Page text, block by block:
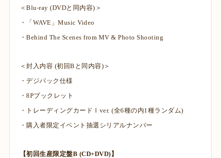
＜Blu-ray (DVDと同内容)＞
・「WAVE」Music Video
・Behind The Scenes from MV & Photo Shooting
＜封入内容 (初回Bと同内容)＞
・デジパック仕様
・8Pブックレット
・トレーディングカードⅠver. (全6種の内1種ランダム)
・購入者限定イベント抽選シリアルナンバー
【初回生産限定盤B (CD+DVD)】